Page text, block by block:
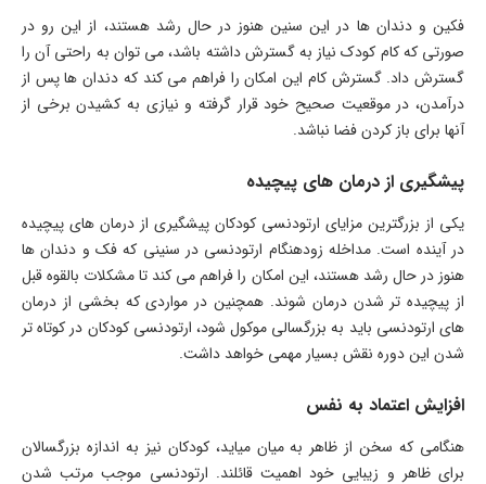
فکین و دندان ها در این سنین هنوز در حال رشد هستند، از این رو در
صورتی که کام کودک نیاز به گسترش داشته باشد، می توان به راحتی آن را
گسترش داد. گسترش کام این امکان را فراهم می کند که دندان ها پس از
درآمدن، در موقعیت صحیح خود قرار گرفته و نیازی به کشیدن برخی از
آنها برای باز کردن فضا نباشد.
پیشگیری از درمان های پیچیده
یکی از بزرگترین مزایای ارتودنسی کودکان پیشگیری از درمان های پیچیده
در آینده است. مداخله زودهنگام ارتودنسی در سنینی که فک و دندان ها
هنوز در حال رشد هستند، این امکان را فراهم می کند تا مشکلات بالقوه قبل
از پیچیده تر شدن درمان شوند. همچنین در مواردی که بخشی از درمان
های ارتودنسی باید به بزرگسالی موکول شود، ارتودنسی کودکان در کوتاه تر
شدن این دوره نقش بسیار مهمی خواهد داشت.
افزایش اعتماد به نفس
هنگامی که سخن از ظاهر به میان میاید، کودکان نیز به اندازه بزرگسالان
برای ظاهر و زیبایی خود اهمیت قائلند. ارتودنسی موجب مرتب شدن